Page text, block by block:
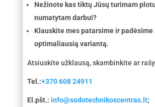
Nežinote kas tiktų Jūsų turimam
numatytam darbui?
Klauskite mes patarsime ir
optimaliausią variantą.
Atsiuskite užklausą, skambinkite ar
Tel.:+370 608 24911
El.pšt.: info@sodotechnikoscentras.lt;